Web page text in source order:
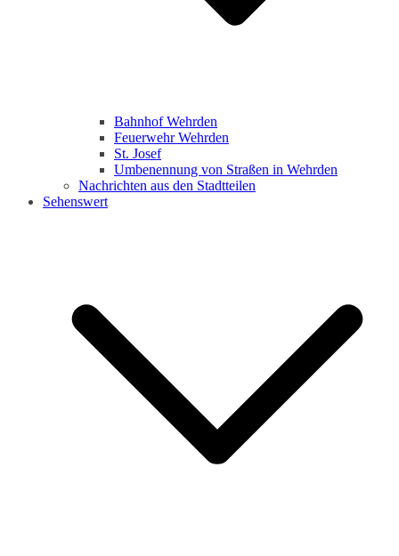
Bahnhof Wehrden
Feuerwehr Wehrden
St. Josef
Umbenennung von Straßen in Wehrden
Nachrichten aus den Stadtteilen
Sehenswert